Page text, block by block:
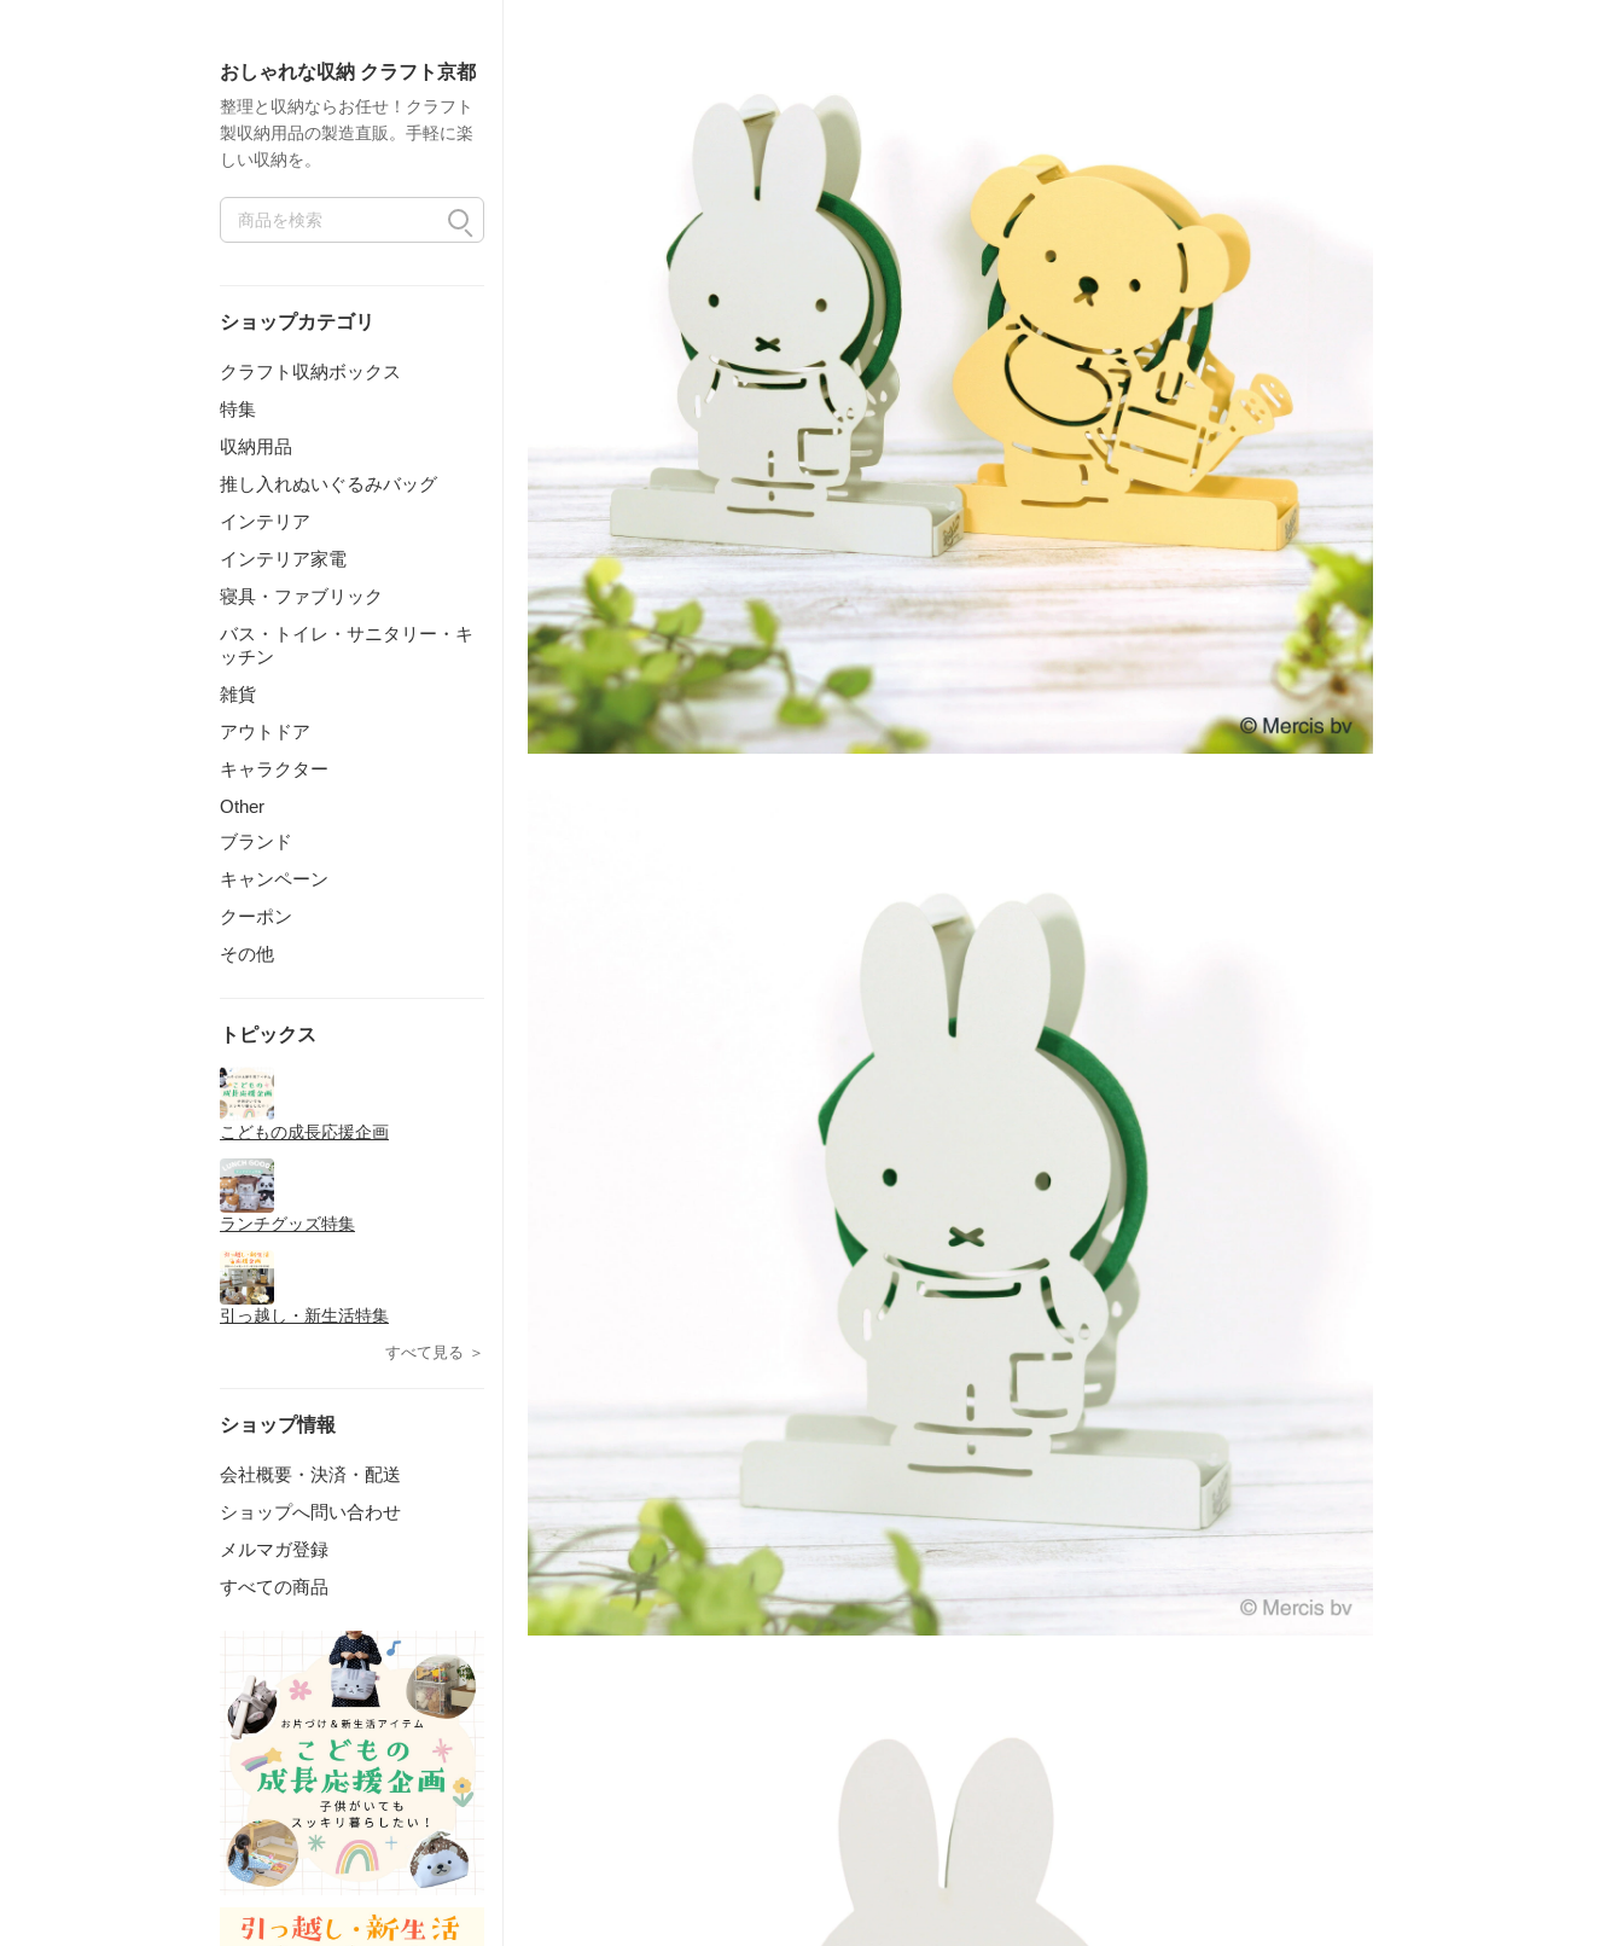
おしゃれな収納 クラフト京都
整理と収納ならお任せ！クラフト
製収納用品の製造直販。手軽に楽
しい収納を。
ショップカテゴリ
クラフト収納ボックス
特集
収納用品
推し入れぬいぐるみバッグ
インテリア
インテリア家電
寝具・ファブリック
バス・トイレ・サニタリー・キ
ッチン
雑貨
アウトドア
キャラクター
Other
ブランド
キャンペーン
クーポン
その他
トピックス
こどもの成長応援企画
ランチグッズ特集
引っ越し・新生活特集
すべて見る ＞
ショップ情報
会社概要・決済・配送
ショップへ問い合わせ
メルマガ登録
すべての商品